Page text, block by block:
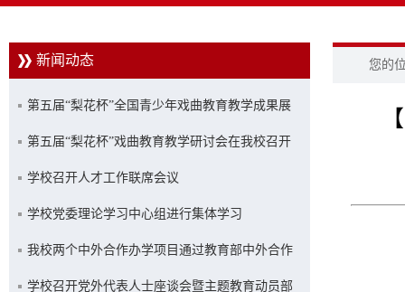
新闻动态
第五届“梨花杯”全国青少年戏曲教育教学成果展
示活动优秀成果展演在山艺举行
第五届“梨花杯”戏曲教育教学研讨会在我校召开
学校召开人才工作联席会议
学校党委理论学习中心组进行集体学习
我校两个中外合作办学项目通过教育部中外合作
办学专项评估
学校召开党外代表人士座谈会暨主题教育动员部
您的